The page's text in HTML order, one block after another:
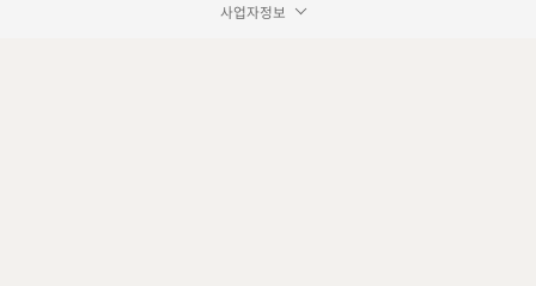
사업자정보